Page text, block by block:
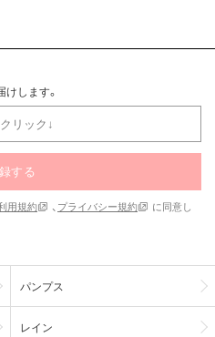
します。
する
用規約 、 プライバシー規約
に同意し
パンプス
レイン